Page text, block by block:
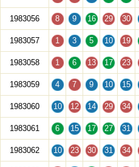
1983056 8 9 16 29 30
1983057 1 3 5 10 19
1983058 1 6 13 17 23
1983059 4 7 9 10 15
1983060 10 12 14 29 34
1983061 6 15 17 27 31
1983062 10 23 30 31 34